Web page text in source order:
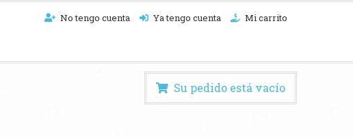
No tengo cuenta Ya tengo cuenta Mi carrito
Su pedido está vacío